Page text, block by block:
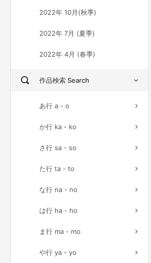
2022年 10月(秋季)
2022年 7月 (夏季)
2022年 4月 (春季)
作品検索 Search
あ行 a - o
か行 ka - ko
さ行 sa - so
た行 ta - to
な行 na - no
は行 ha - ho
ま行 ma - mo
や行 ya - yo